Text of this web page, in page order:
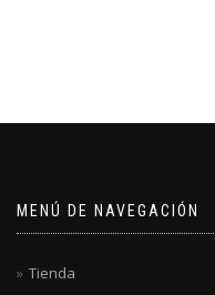
MENÚ DE NAVEGACIÓN
Tienda